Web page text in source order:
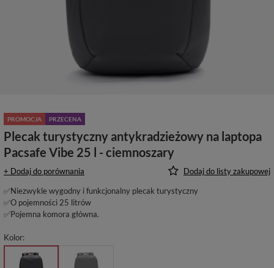
PROMOCJA PRZECENA
Plecak turystyczny antykradzieżowy na laptopa
Pacsafe Vibe 25 l - ciemnoszary
+ Dodaj do porównania
Dodaj do listy zakupowej
✅Niezwykle wygodny i funkcjonalny plecak turystyczny
✅O pojemności 25 litrów
✅Pojemna komora główna.
Kolor